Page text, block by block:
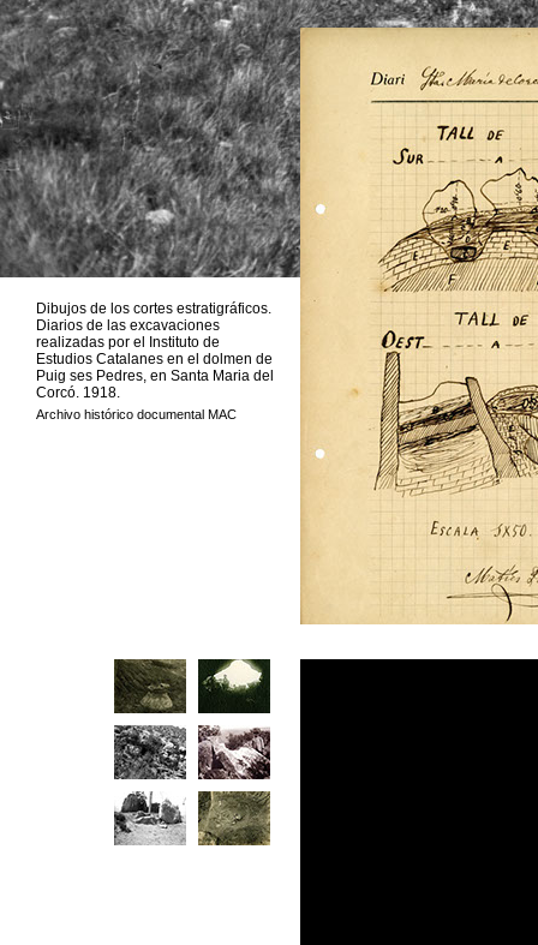
Dibujos de los cortes estratigráficos.
Diarios de las excavaciones
realizadas por el Instituto de
Estudios Catalanes en el dolmen de
Puig ses Pedres, en Santa Maria del
Corcó. 1918.
Archivo histórico documental MAC